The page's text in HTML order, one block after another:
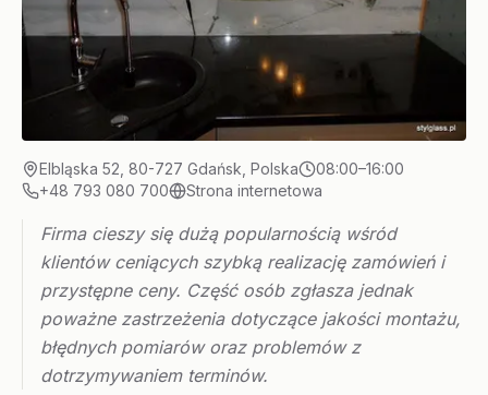
Elbląska 52, 80-727 Gdańsk, Polska
08:00–16:00
+48 793 080 700
Strona internetowa
Firma cieszy się dużą popularnością wśród
klientów ceniących szybką realizację zamówień i
przystępne ceny. Część osób zgłasza jednak
poważne zastrzeżenia dotyczące jakości montażu,
błędnych pomiarów oraz problemów z
dotrzymywaniem terminów.